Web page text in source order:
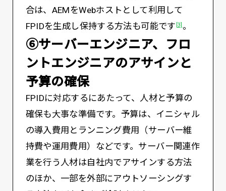
合は、AEMをWebホストとして利用して
FPIDを生成し保持する方法も可能です [3] 。
⑥サーバーエンジニア、フロ
ントエンジニアのアサインと
予算の確保
FPIDに対応するにあたって、人材と予算の
確保も大事な準備です。予算は、イニシャル
の導入費用とランニング費用（サーバー維
持費や運用費用）などです。サーバー関連作
業を行う人材は自社内でアサインする方法
のほか、一部を外部にアウトソーシングす